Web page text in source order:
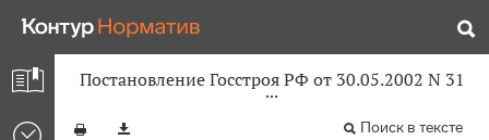
Постановление Госстроя РФ от 30.05.2002 N 31
Поиск в тексте